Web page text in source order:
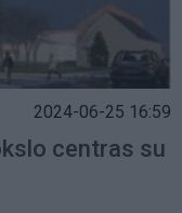
2024-06-25 16:59
centras su